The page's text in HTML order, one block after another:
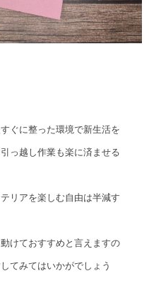
ぐに整った環境で新生活を
っ越し作業も楽に済ませる
リアを楽しむ自由は半減す
けておすすめと言えますの
てみてはいかがでしょう